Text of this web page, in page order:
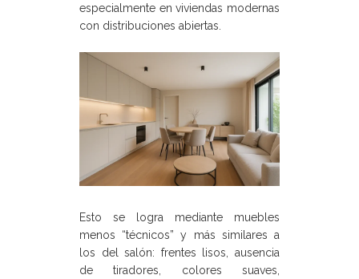
especialmente en viviendas modernas
con distribuciones abiertas.
Esto se logra mediante muebles
menos “técnicos” y más similares a
los del salón: frentes lisos, ausencia
de tiradores, colores suaves,